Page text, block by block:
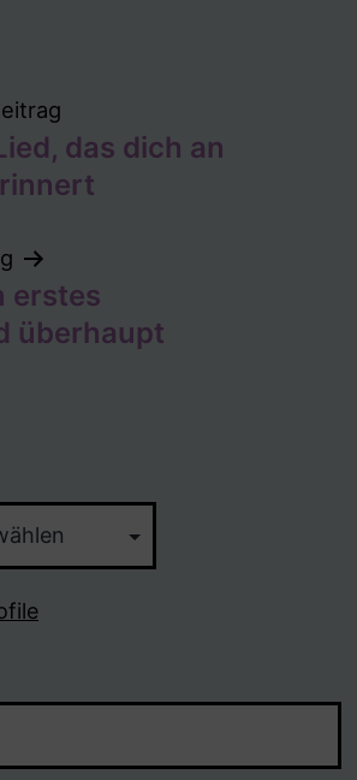
das dich an
erstes
überhaupt